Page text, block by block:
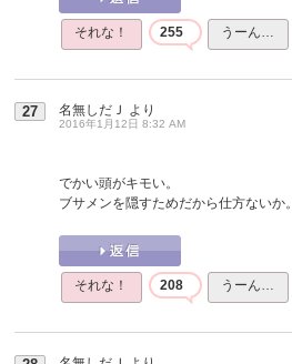
それな！ 255 うーん…
27 名無しだＪ より
2016年1月12日 8:32 AM
でかい頭がキモい。
ブサメンを隠すためだから仕方ないか。
それな！ 208 うーん…